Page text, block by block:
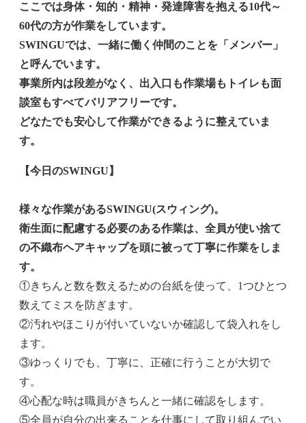
ここでは身体・知的・精神・発達障害を抱える10代～
60代の方が作業をしています。
SWINGUでは、一緒に働く仲間のことを 「メンバー」
と呼んでいます。
事業所内は段差がなく、出入口も作業場もトイレも面
談室もすべてバリアフリーです。
どなたでも安心して作業ができるように整えていま
す。
【今日のSWINGU】
様々な作業があるSWINGU(スウィング)。
衛生面に配慮する必要のある作業は、全員が使い捨て
の不織布ヘアキャップを頭に被って丁寧に作業をしま
す。
①きちんと数を数えるための台紙を使って、1つひとつ
数えてミスを防ぎます。
②汚れやほこりが付いていないか確認して袋入れをし
ます。
③ゆっくりでも、丁寧に、正確に行うことが大切で
す。
④心配な時は職員がきちんと一緒に確認をします。
⑤全員が自分の出来ることを仕事にして取り組んでい